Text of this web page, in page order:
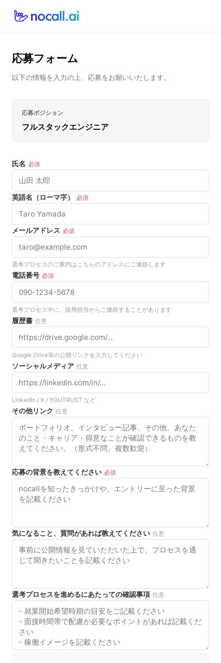
応募フォーム
以下の情報を入力の上、応募をお願いいたします。
応募ポジション
フルスタックエンジニア
氏名 必須
英語名（ローマ字） 必須
メールアドレス 必須
選考プロセスのご案内はこちらのアドレスにご連絡します
電話番号 必須
選考プロセス中に、採用担当からご連絡することがあります
履歴書 任意
Google Drive等の公開リンクを入力してください
ソーシャルメディア 任意
LinkedIn / X / YOUTRUST など
その他リンク 任意
応募の背景を教えてください 必須
気になること、質問があれば教えてください 任意
選考プロセスを進めるにあたっての確認事項 任意